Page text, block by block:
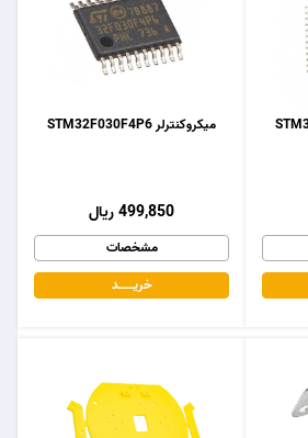
میکروکنترلر STM32F030F4P6
499,850 ریال
مشخصات
خریـــــــد